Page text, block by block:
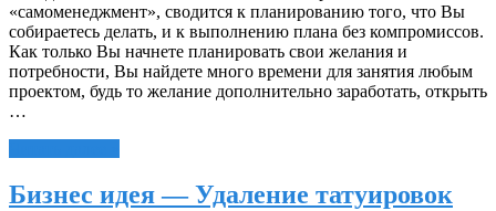
«самоменеджмент», сводится к планированию того, что Вы
собираетесь делать, и к выполнению плана без компромиссов.
Как только Вы начнете планировать свои желания и
потребности, Вы найдете много времени для занятия любым
проектом, будь то желание дополнительно заработать, открыть
…
Бизнес идея — Удаление татуировок